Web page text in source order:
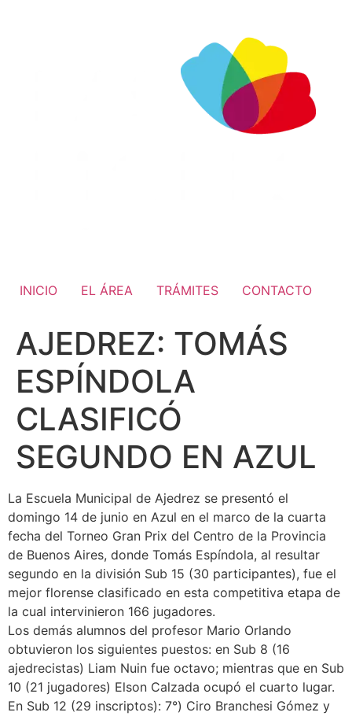
INICIO EL ÁREA TRÁMITES CONTACTO
AJEDREZ: TOMÁS
ESPÍNDOLA
CLASIFICÓ
SEGUNDO EN AZUL
La Escuela Municipal de Ajedrez se presentó el
domingo 14 de junio en Azul en el marco de la cuarta
fecha del Torneo Gran Prix del Centro de la Provincia
de Buenos Aires, donde Tomás Espíndola, al resultar
segundo en la división Sub 15 (30 participantes), fue el
mejor florense clasificado en esta competitiva etapa de
la cual intervinieron 166 jugadores.
Los demás alumnos del profesor Mario Orlando
obtuvieron los siguientes puestos: en Sub 8 (16
ajedrecistas) Liam Nuin fue octavo; mientras que en Sub
10 (21 jugadores) Elson Calzada ocupó el cuarto lugar.
En Sub 12 (29 inscriptos): 7°) Ciro Branchesi Gómez y